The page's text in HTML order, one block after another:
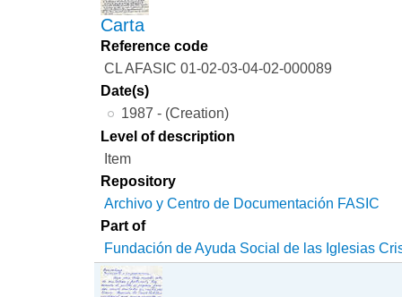
Carta
Reference code
CL AFASIC 01-02-03-04-02-000089
Date(s)
1987 - (Creation)
Level of description
Item
Repository
Archivo y Centro de Documentación FASIC
Part of
Fundación de Ayuda Social de las Iglesias